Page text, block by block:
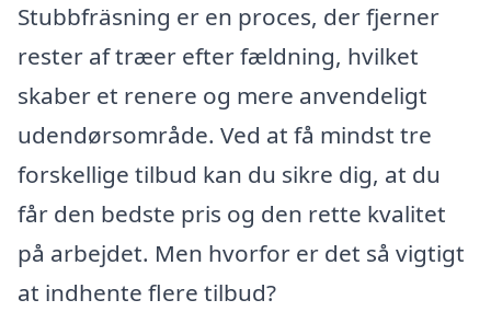
Stubbfräsning er en proces, der fjerner
rester af træer efter fældning, hvilket
skaber et renere og mere anvendeligt
udendørsområde. Ved at få mindst tre
forskellige tilbud kan du sikre dig, at du
får den bedste pris og den rette kvalitet
på arbejdet. Men hvorfor er det så vigtigt
at indhente flere tilbud?